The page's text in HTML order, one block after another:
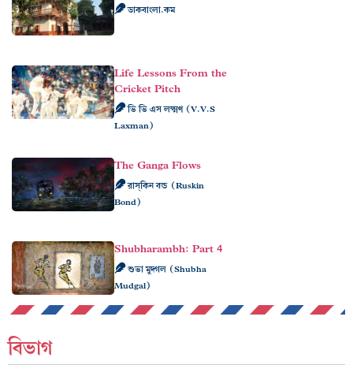
ডাকবাংলা.কম
Life Lessons From the
Cricket Pitch
ভি ভি এস লক্ষ্মণ (V.V.S
Laxman)
The Ganga Flows
রাস্‌কিন বন্ড (Ruskin
Bond)
Shubharambh: Part 4
শুভা মুদ্গল (Shubha
Mudgal)
বিভাগ